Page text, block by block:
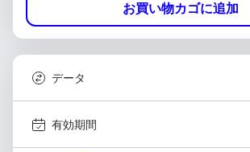
お買い物カゴに追加
データ
有効期間